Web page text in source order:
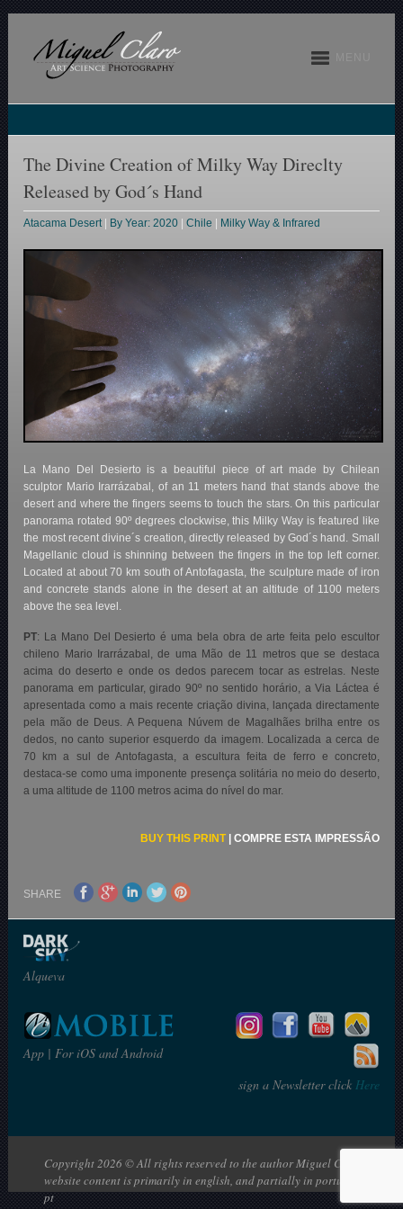
The Divine Creation of Milky Way Direclty
Released by God´s Hand
Atacama Desert| By Year: 2020 |Chile Milky Way & Infrared
La Mano Del Desierto is a beautiful piece of art made by Chilean
sculptor Mario Irarrázabal, of an 11 meters hand that stands above the
desert and where the fingers seems to touch the stars. On this particular
panorama rotated 90º degrees clockwise, this Milky Way is featured like
the most recent divine´s creation, directly released by God´s hand. Small
Magellanic cloud is shinning between the fingers in the top left corner.
Located at about 70 km south of Antofagasta, the sculpture made of iron
and concrete stands alone in the desert at an altitude of 1100 meters
above the sea level.
PT: La Mano Del Desierto é uma bela obra de arte feita pelo escultor
chileno Mario Irarrázabal, de uma Mão de 11 metros que se destaca
acima do deserto e onde os dedos parecem tocar as estrelas. Neste
panorama em particular, girado 90º no sentido horário, a Via Láctea é
apresentada como a mais recente criação divina, lançada directamente
pela mão de Deus. A Pequena Núvem de Magalhães brilha entre os
dedos, no canto superior esquerdo da imagem. Localizada a cerca de
70 km a sul de Antofagasta, a escultura feita de ferro e concreto,
destaca-se como uma imponente presença solitária no meio do deserto,
a uma altitude de 1100 metros acima do nível do mar.
BUY THIS PRINT| COMPRE ESTA IMPRESSÃO
SHARE
Alqueva
App | For iOS and Android
sign a Newsletter clickHere
Copyright 2026 © All rights reserved to the author Miguel Claro | The
website content is primarily in english, and partially in portuguese: en |
pt